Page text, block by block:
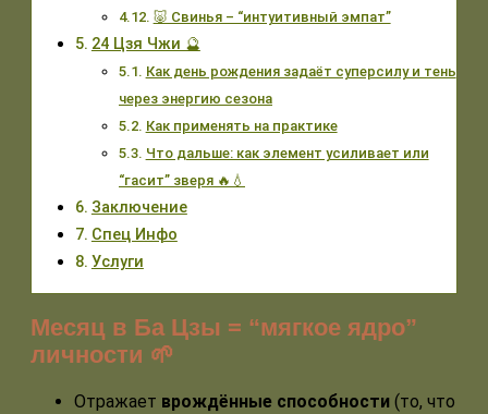
🐷 Свинья – “интуитивный эмпат”
24 Цзя Чжи 🔮
Как день рождения задаёт суперсилу и тень
через энергию сезона
Как применять на практике
Что дальше: как элемент усиливает или
“гасит” зверя 🔥💧
Заключение
Спец Инфо
Услуги
Месяц в Ба Цзы = “мягкое ядро”
личности 🌱
Отражает врождённые способности (то, что